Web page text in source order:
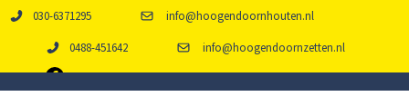
030-6371295 info@hoogendoornhouten.nl
0488-451642 info@hoogendoornzetten.nl